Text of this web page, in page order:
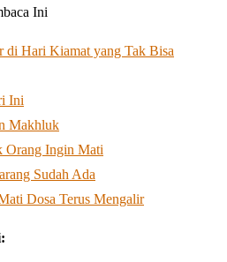
Ini
di Hari Kiamat yang Tak Bisa
Ini
Makhluk
Orang Ingin Mati
Sudah Ada
Dosa Terus Mengalir⁣⁣